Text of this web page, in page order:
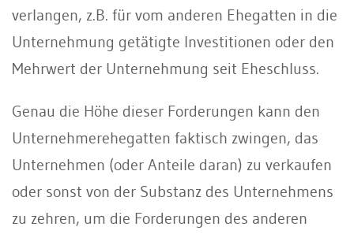
verlangen, z.B. für vom anderen Ehegatten in die
Unternehmung getätigte Investitionen oder den
Mehrwert der Unternehmung seit Eheschluss.
Genau die Höhe dieser Forderungen kann den
Unternehmerehegatten faktisch zwingen, das
Unternehmen (oder Anteile daran) zu verkaufen
oder sonst von der Substanz des Unternehmens
zu zehren, um die Forderungen des anderen